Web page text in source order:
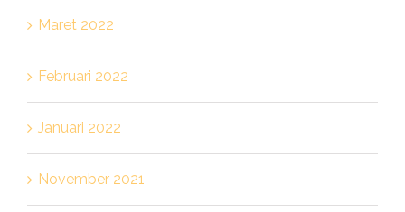
Maret 2022
Februari 2022
Januari 2022
November 2021